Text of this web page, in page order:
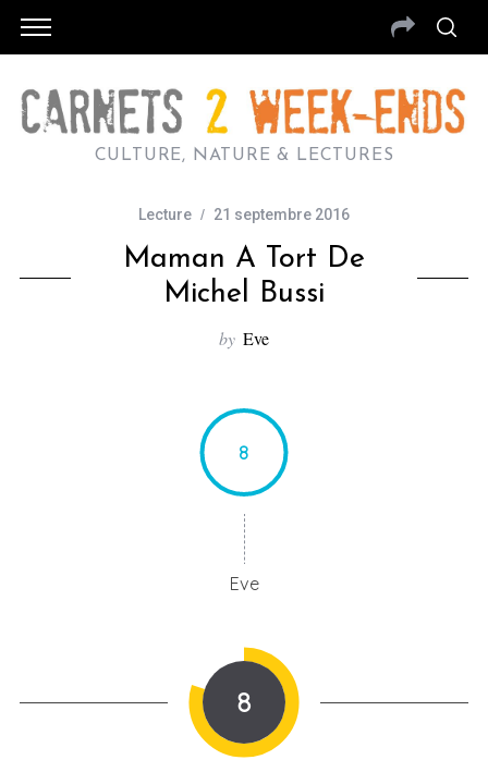
CULTURE, NATURE & LECTURES
Lecture 21 septembre 2016
Maman A Tort De
Michel Bussi
by Eve
8
Eve
8